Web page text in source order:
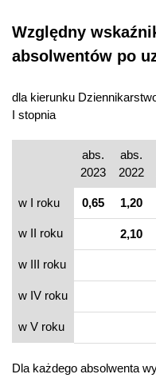
Względny
absolwentów po
dla kierunku
I stopnia
abs.
2023
abs.
2022
w I roku 0,65 1,20
w II roku 2,10
w III roku
w IV roku
w V roku
Dla każdego absolwenta